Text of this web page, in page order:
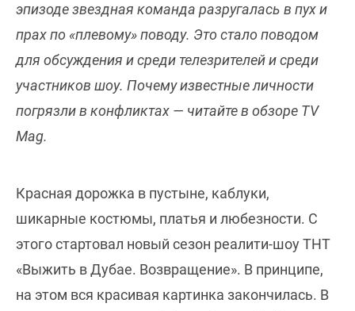
эпизоде звездная команда разругалась в пух и
прах по «плевому» поводу. Это стало поводом
для обсуждения и среди телезрителей и среди
участников шоу. Почему известные личности
погрязли в конфликтах — читайте в обзоре TV
Mag.
Красная дорожка в пустыне, каблуки,
шикарные костюмы, платья и любезности. С
этого стартовал новый сезон реалити-шоу ТНТ
«Выжить в Дубае. Возвращение». В принципе,
на этом вся красивая картинка закончилась. В